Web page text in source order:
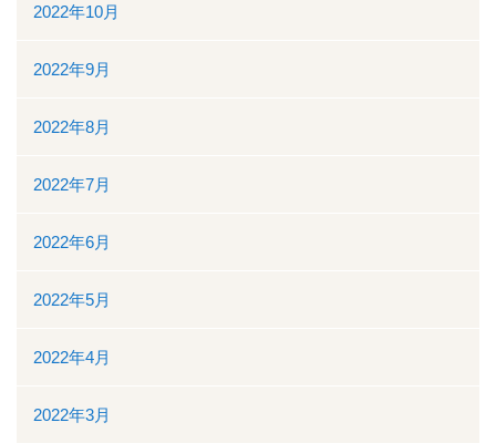
2022年10月
2022年9月
2022年8月
2022年7月
2022年6月
2022年5月
2022年4月
2022年3月